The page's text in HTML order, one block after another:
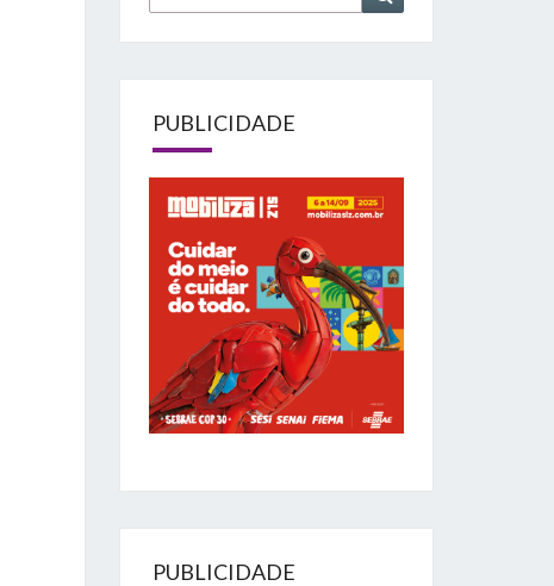
for:
PUBLICIDADE
PUBLICIDADE